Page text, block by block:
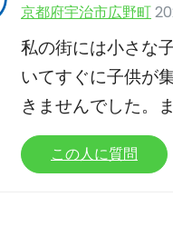
京都府宇治市広野町
私の街には小さな
いてすぐに子供が
きませんでした。
この人に質問